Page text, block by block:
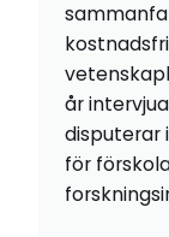
år
disputerar
för